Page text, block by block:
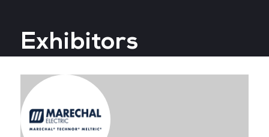
Big Data & AI World
Data Centre World
Exhibitors